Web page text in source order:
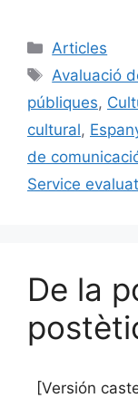
c
e
b
o
o
k
ai
l
Categories
Articles
Etiquetes
Avaluació
públiques,
cultural,
de
Service
De la
[Versión